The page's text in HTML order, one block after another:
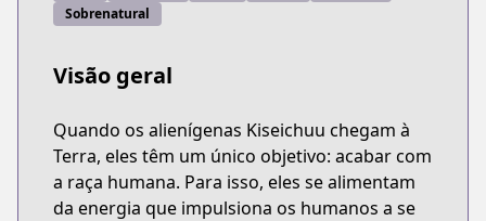
Sobrenatural
Visão geral
Quando os alienígenas Kiseichuu chegam à
Terra, eles têm um único objetivo: acabar com
a raça humana. Para isso, eles se alimentam
da energia que impulsiona os humanos a se